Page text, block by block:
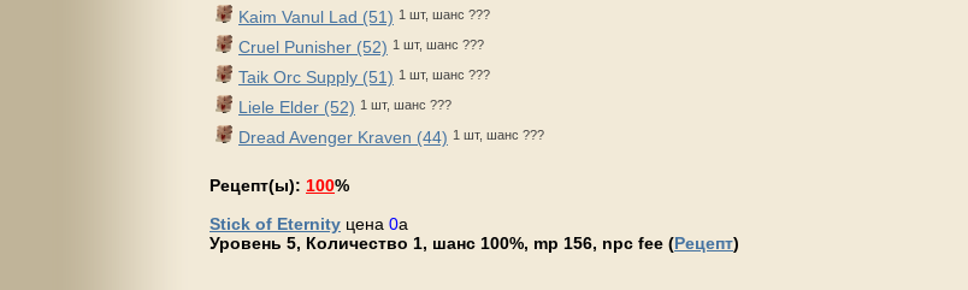
Kaim Vanul Lad (51) 1 шт, шанс ???
Cruel Punisher (52) 1 шт, шанс ???
Taik Orc Supply (51) 1 шт, шанс ???
Liele Elder (52) 1 шт, шанс ???
Dread Avenger Kraven (44) 1 шт, шанс ???
Рецепт(ы): 100%
Stick of Eternity цена 0a
Уровень 5, Количество 1, шанс 100%, mp 156, npc fee (Рецепт)